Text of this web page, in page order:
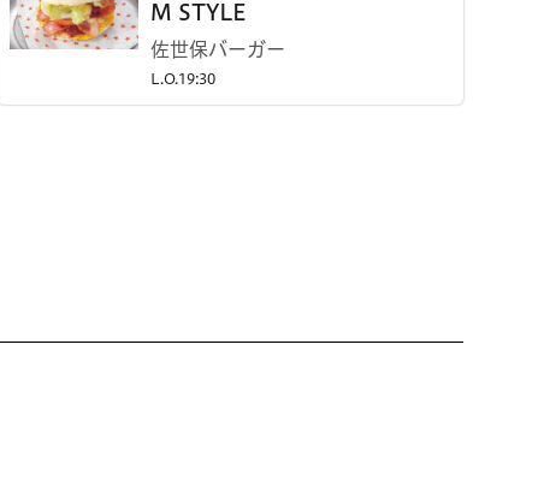
M STYLE
佐世保バーガー
L.O.19:30